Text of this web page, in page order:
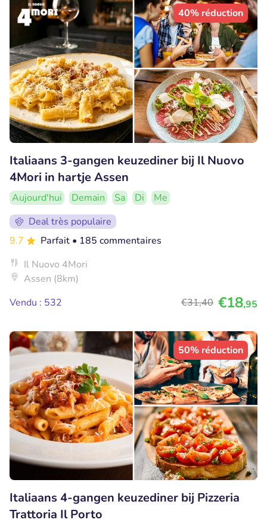
40% réduction
Italiaans 3-gangen keuzediner bij Il Nuovo
4Mori in hartje Assen
Aujourd'hui Demain Sa Di
Me
Deal très populaire
9.7
Parfait • 185 commentaires
Il Nuovo 4Mori
Assen (8km)
Vendu : 532
€31,40 €18,95
50% réduction
Italiaans 4-gangen keuzediner bij Pizzeria
Trattoria Il Porto